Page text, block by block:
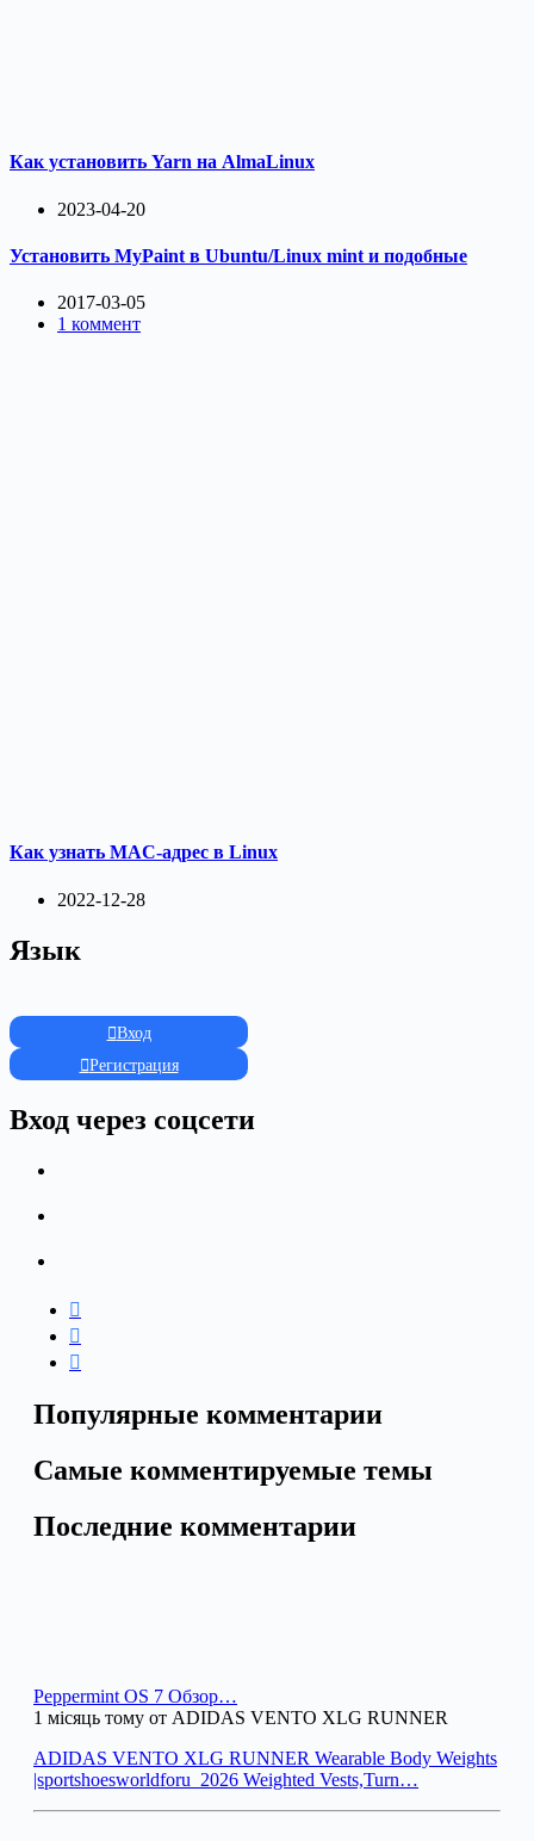
Как установить Yarn на AlmaLinux
2023-04-20
Установить MyPaint в Ubuntu/Linux mint и подобные
2017-03-05
1 коммент
Как узнать MAC-адрес в Linux
2022-12-28
Язык
Вход
Регистрация
Вход через соцсети
Популярные комментарии
Самые комментируемые темы
Последние комментарии
Peppermint OS 7 Обзор…
1 місяць тому от ADIDAS VENTO XLG RUNNER
ADIDAS VENTO XLG RUNNER Wearable Body Weights
|sportshoesworldforu_2026 Weighted Vests,Turn…